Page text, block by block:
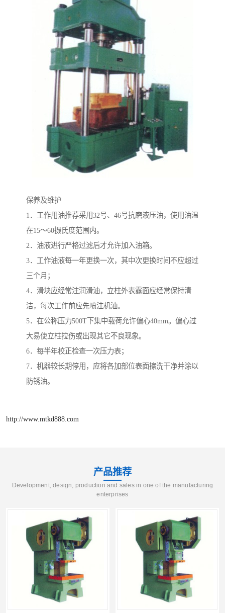
保养及维护
1．工作用油推荐采用32号、46号抗磨液压油，使用油温
在15～60摄氏度范围内。
2．油液进行严格过滤后才允许加入油箱。
3．工作油液每一年更换一次，其中次更换时间不应超过
三个月；
4．滑块应经常注润滑油，立柱外表露面应经常保持清
洁，每次工作前应先喷注机油。
5．在公称压力500T下集中载荷允许偏心40mm。偏心过
大易使立柱拉伤或出现其它不良现象。
6．每半年校正检查一次压力表；
7．机器较长期停用，应将各加部位表面擦洗干净并涂以
防锈油。
http://www.mtkd888.com
产品推荐
Development, design, production and sales in one of the manufacturing
enterprises